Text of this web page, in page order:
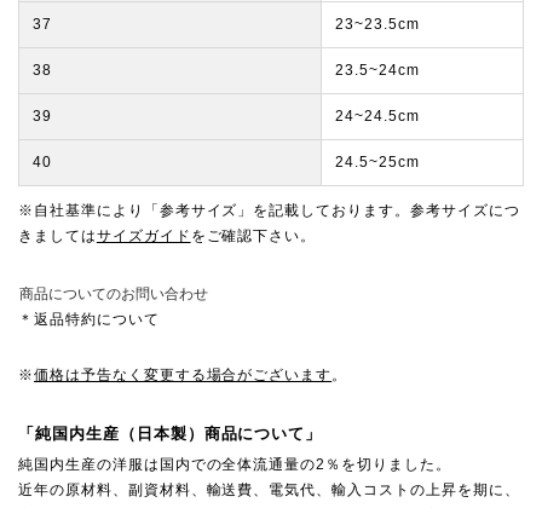
37 23~23.5cm
38 23.5~24cm
39 24~24.5cm
40 24.5~25cm
※自社基準により「参考サイズ」を記載しております。参考サイズにつ
きましてはサイズガイド をご確認下さい。
商品についてのお問い合わせ
＊返品特約について
※価格は予告なく変更する場合がございます。
「純国内生産（日本製）商品について」
純国内生産の洋服は国内での全体流通量の2％を切りました。
近年の原材料、副資材料、輸送費、電気代、輸入コストの上昇を期に、